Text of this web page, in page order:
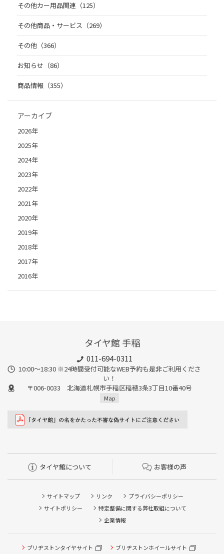
その他カー用品関連（125）
その他商品・サービス（269）
その他（366）
お知らせ（86）
商品情報（355）
アーカイブ
2026年
2025年
2024年
2023年
2022年
2021年
2020年
2019年
2018年
2017年
2016年
タイヤ館 手稲
011-694-0311
10:00～18:30 ※24時間受付可能なWEB予約も是非ご利用くださ
い！
〒006-0033 北海道札幌市手稲区稲穂3条3丁目10番40号
Map
タイヤ館について お客様の声
サイトマップ リンク
プライバシーポリシー
サイトポリシー
特定整備に関する弊社取組について
企業情報
ブリヂストンタイヤサイト ブリヂストンホイールサイト
タイヤ点検・安全点検/タイヤ履き替え/オイル交換/その他